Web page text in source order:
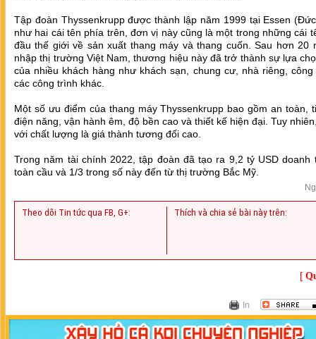
Tập đoàn Thyssenkrupp được thành lập năm 1999 tại Essen
như hai cái tên phía trên, đơn vị này cũng là một trong những cái
đầu thế giới về sản xuất thang máy và thang cuốn. Sau hơn 20
nhập thị trường Việt Nam, thương hiệu này đã trở thành sự lựa
của nhiều khách hàng như khách sạn, chung cư, nhà riêng, công
các công trình khác.
Một số ưu điểm của thang máy Thyssenkrupp bao gồm an toàn,
điện năng, vận hành êm, độ bền cao và thiết kế hiện đại. Tuy
với chất lượng là giá thành tương đối cao.
Trong năm tài chính 2022, tập đoàn đã tạo ra 9,2 tỷ USD doanh
toàn cầu và 1/3 trong số này đến từ thị trường Bắc Mỹ.
Theo dõi Tin tức qua FB, G+: Thích và chia sẻ bài này trên:
[
In